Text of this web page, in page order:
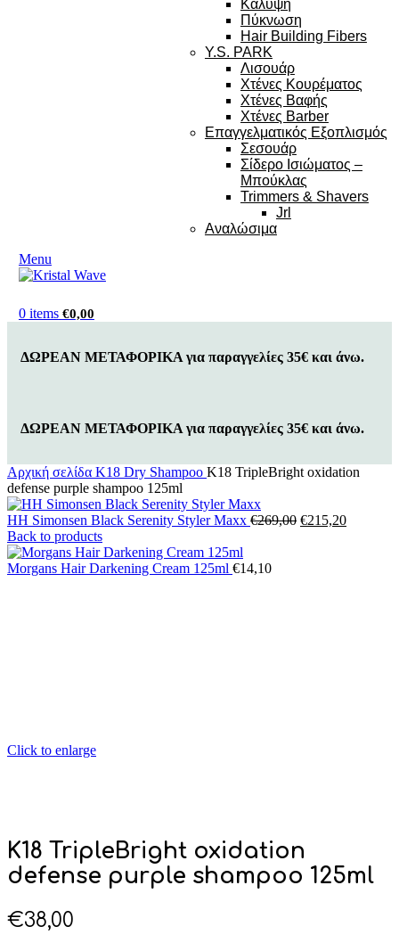
Κάλυψη
Πύκνωση
Hair Building Fibers
Y.S. PARK
Λισουάρ
Χτένες Κουρέματος
Χτένες Βαφής
Χτένες Barber
Επαγγελματικός Εξοπλισμός
Σεσουάρ
Σίδερο Ισιώματος –
Μπούκλας
Trimmers & Shavers
Jrl
Αναλώσιμα
Menu
0 items €0,00
ΔΩΡΕΑΝ ΜΕΤΑΦΟΡΙΚΑ για παραγγελίες 35€ και άνω.
ΔΩΡΕΑΝ ΜΕΤΑΦΟΡΙΚΑ για παραγγελίες 35€ και άνω.
Αρχική σελίδα K18 Dry Shampoo K18 TripleBright oxidation
defense purple shampoo 125ml
HH Simonsen Black Serenity Styler Maxx €269,00 Original
€215,20Η
Back to products
Morgans Hair Darkening Cream 125ml €14,10
Click to enlarge
K18 TripleBright oxidation
defense purple shampoo 125ml
€38,00